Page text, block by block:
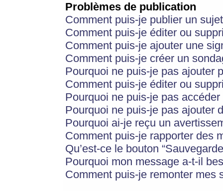
Problèmes de publication
Comment puis-je publier un
Comment puis-je éditer ou
Comment puis-je ajouter une
Comment puis-je créer un
Pourquoi ne puis-je pas ajouter
Comment puis-je éditer ou
Pourquoi ne puis-je pas
Pourquoi ne puis-je pas ajouter
Pourquoi ai-je reçu un
Comment puis-je rapporter des
Qu’est-ce le bouton
Pourquoi mon message a-t-il
Comment puis-je remonter mes